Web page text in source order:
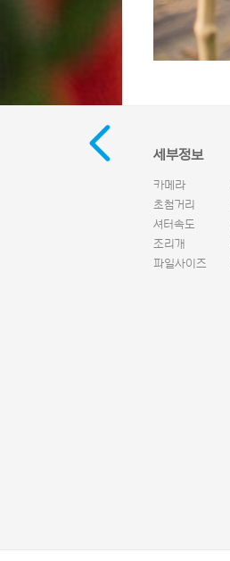
세부정보
카메라
초첨거리
셔터속도
조리개
파일사이즈